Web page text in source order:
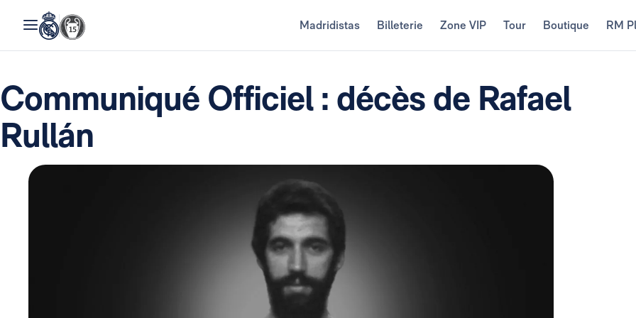
Madridistas Billeterie Zone VIP Tour Boutique RM
Communiqué Officiel : décès de Rafael
Rullán